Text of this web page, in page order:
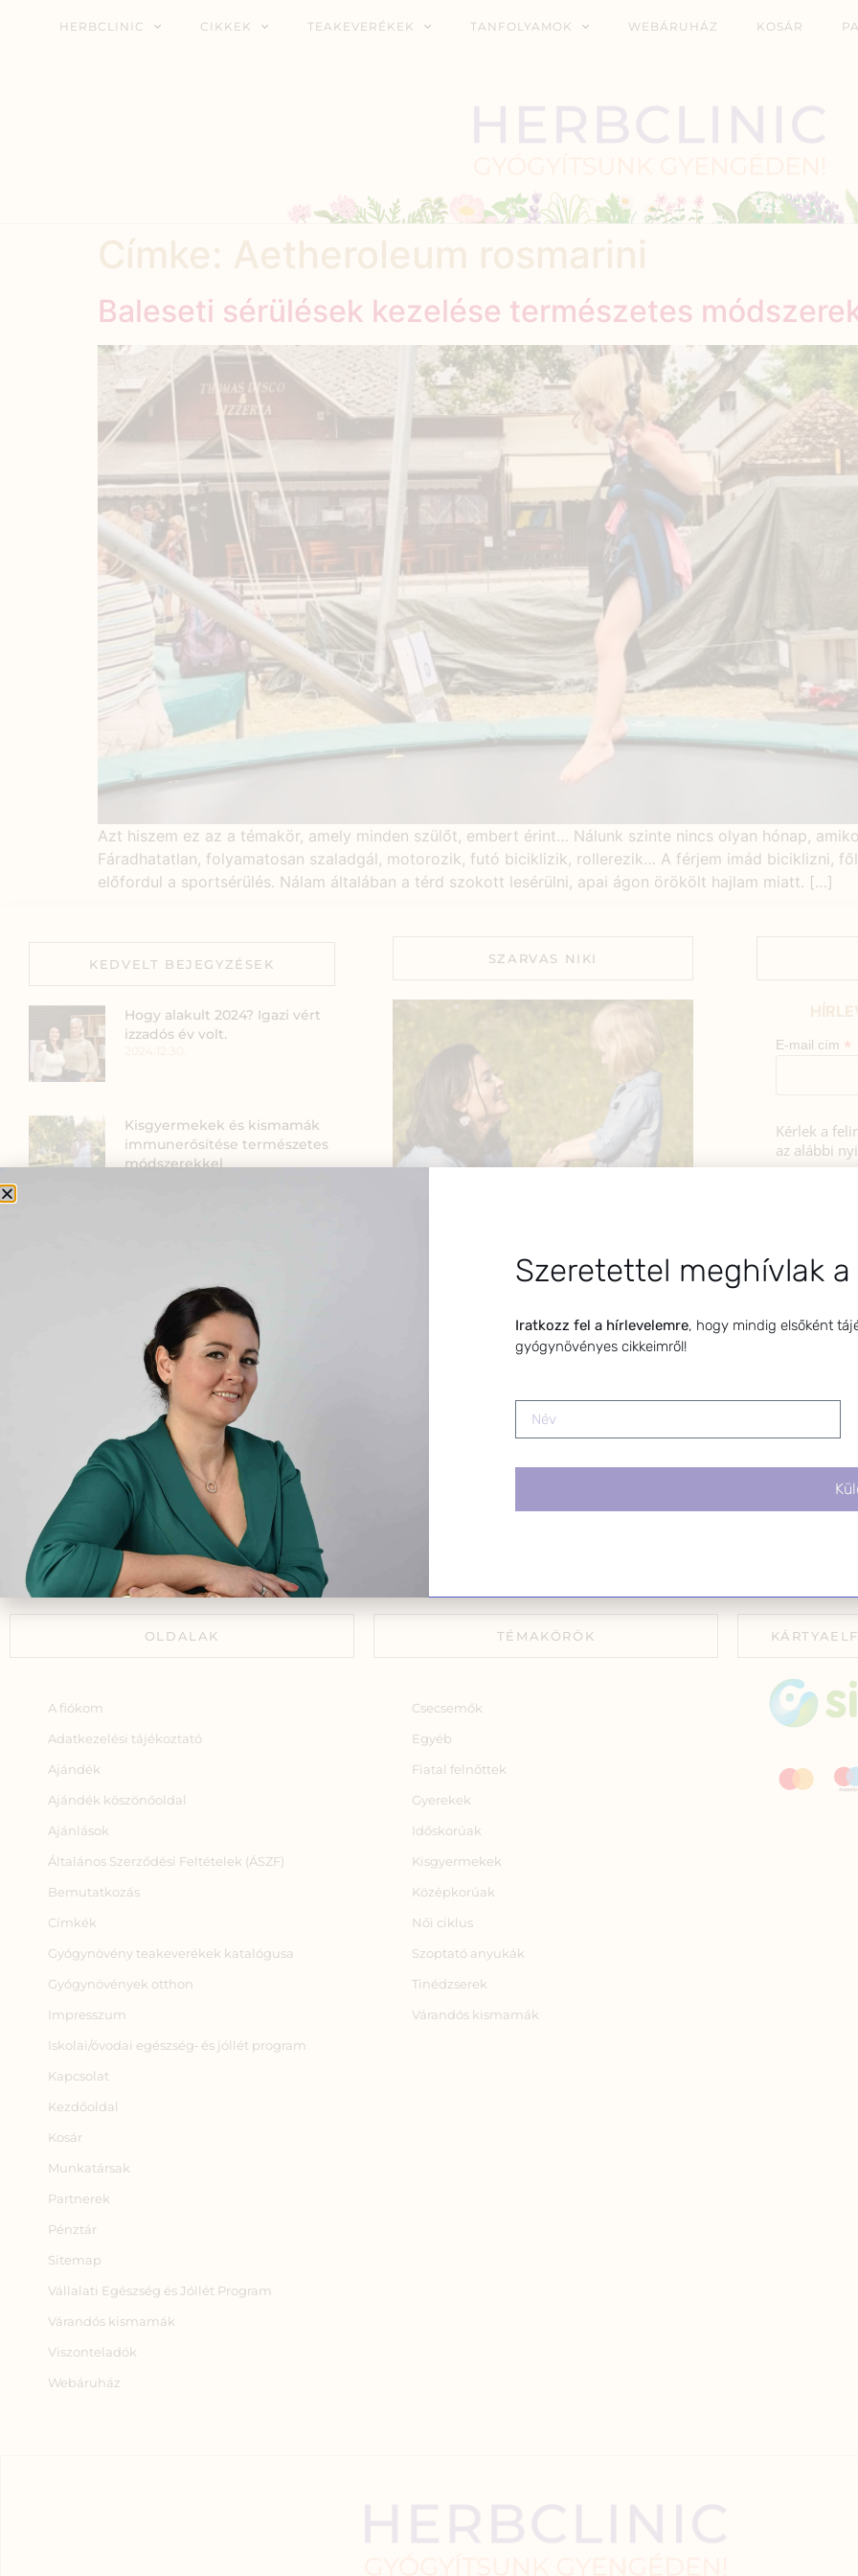
HERBCLINIC CIKKEK TEAKEVERÉKEK TANFOLYAMOK WEBÁRUHÁZ KOSÁR
Baleseti sérülések kezelése természetes
Azt hiszem ez az a témakör, amely minden szülőt, embert érint… Nálunk szinte nincs olyan hónap,
Fáradhatatlan, folyamatosan szaladgál, motorozik, futó biciklizik, rollerezik… A férjem imád biciklizni,
előfordul a sportsérülés. Nálam általában a térd szokott lesérülni, apai ágon örökölt hajlam miatt. […]
KEDVELT BEJEGYZÉSEK
Hogy alakult 2024? Igazi vért
izzadós év volt.
Kisgyermekek és kismamák
immunerősítése természetes
módszerekkel
természetesen
2024.07.31.
Depresszió kezelése
természetes módszerekkel
2021.11.15.
Hogyan kezeld az erős
menstruációs vérzést
gyógynövényekkel?
2025.12.09.
SZARVAS NIKI
alapítója, egészségügyi biomérnök,
oktatása, a gyermekek, a nők és a férfiak
egészségének megőrzése és helyreállítása.
E-mail cím *
Kérlek a
az alábbi
A
linkre
OLDALAK
A fiókom
Adatkezelési tájékoztató
Ajándék
Ajándék köszönőoldal
Ajánlások
Általános Szerződési Feltételek (ÁSZF)
Bemutatkozás
Címkék
Gyógynövény teakeverékek katalógusa
Gyógynövények otthon
Impresszum
Iskolai/óvodai egészség‑ és jóllét program
Kapcsolat
Kezdőoldal
Kosár
Munkatársak
Partnerek
Pénztár
Sitemap
Vállalati Egészség és Jóllét Program
Várandós kismamák
Viszonteladók
Webáruház
TÉMAKÖRÖK
Csecsemők
Egyéb
Fiatal felnőttek
Gyerekek
Időskorúak
Kisgyermekek
Középkorúak
Női ciklus
Szoptató anyukák
Tinédzserek
Várandós kismamák
Szeretettel meghívlak a
Iratkozz fel a hírlevelemre, hogy mindig elsőként
gyógynövényes cikkeimről!